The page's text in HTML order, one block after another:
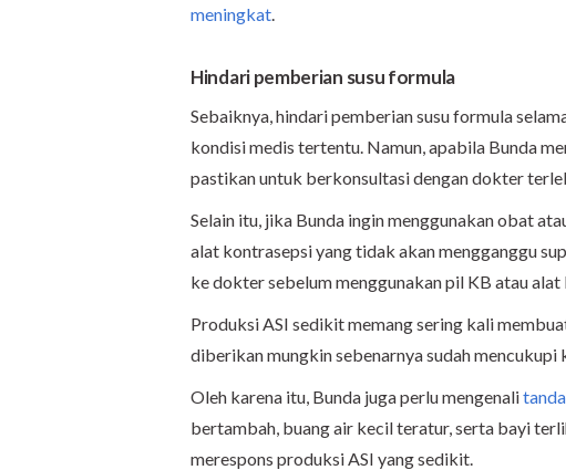
meningkat.
Hindari pemberian susu formula
Sebaiknya, hindari pemberian susu formula
kondisi medis tertentu. Namun, apabila Bunda
pastikan untuk berkonsultasi dengan dokter
Selain itu, jika Bunda ingin menggunakan obat
alat kontrasepsi yang tidak akan mengganggu
ke dokter sebelum menggunakan pil KB atau
Produksi ASI sedikit memang sering kali
diberikan mungkin sebenarnya sudah mencukupi
Oleh karena itu, Bunda juga perlu mengenali
bertambah, buang air kecil teratur, serta bayi
merespons produksi ASI yang sedikit.